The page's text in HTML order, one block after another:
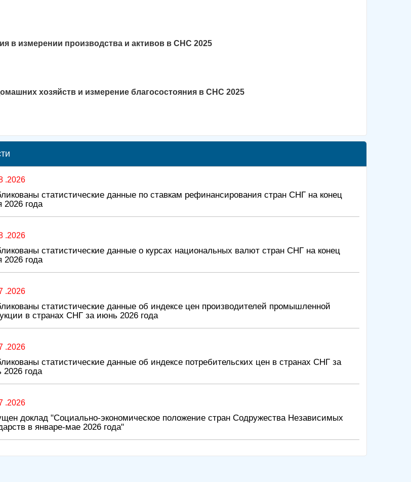
в измерении производства и активов в СНС 2025
хозяйств и измерение благосостояния в СНС 2025
.2026
статистические данные по ставкам рефинансирования стран СНГ на конец
2026 года
.2026
статистические данные о курсах национальных валют стран СНГ на конец
2026 года
.2026
статистические данные об индексе цен производителей промышленной
в странах СНГ за июнь 2026 года
.2026
статистические данные об индексе потребительских цен в странах СНГ за
2026 года
.2026
доклад "Социально-экономическое положение стран Содружества Независимых
в январе-мае 2026 года"